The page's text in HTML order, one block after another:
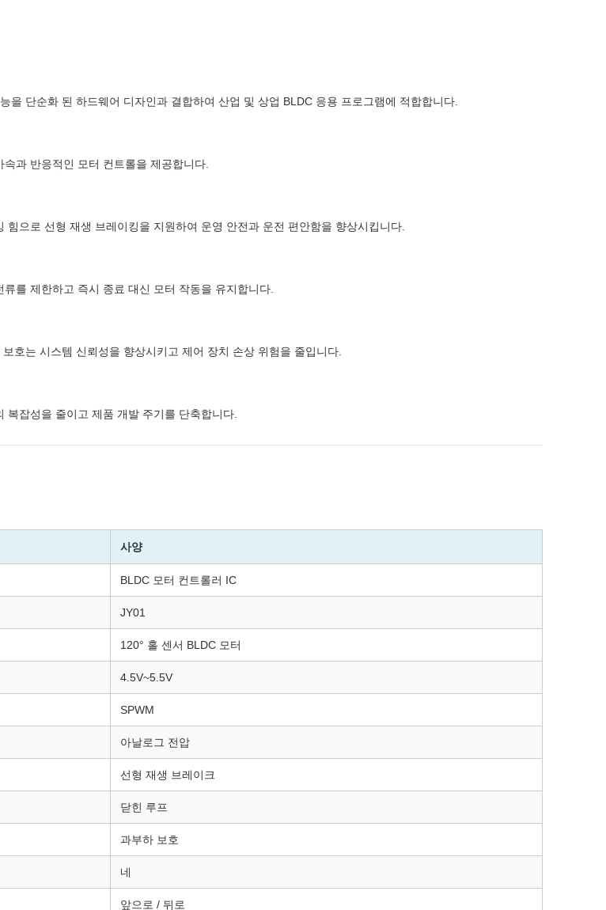
을 단순화 된 하드웨어 디자인과 결합하여 산업 및 상업 BLDC 응용 프로그램에 적합합니다.
과 반응적인 모터 컨트롤을 제공합니다.
힘으로 선형 재생 브레이킹을 지원하여 운영 안전과 운전 편안함을 향상시킵니다.
를 제한하고 즉시 종료 대신 모터 작동을 유지합니다.
호는 시스템 신뢰성을 향상시키고 제어 장치 손상 위험을 줄입니다.
복잡성을 줄이고 제품 개발 주기를 단축합니다.
사양
BLDC 모터 컨트롤러 IC
JY01
120° 홀 센서 BLDC 모터
4.5V~5.5V
SPWM
아날로그 전압
선형 재생 브레이크
닫힌 루프
과부하 보호
네
앞으로 / 뒤로